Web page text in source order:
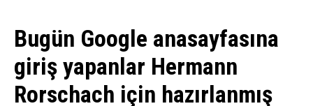
Bugün Google anasayfasına
giriş yapanlar Hermann
Rorschach için hazırlanmış